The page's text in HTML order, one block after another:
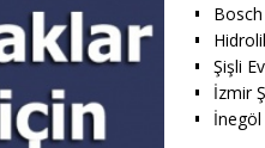
Şişli
İzmir
İnegöl